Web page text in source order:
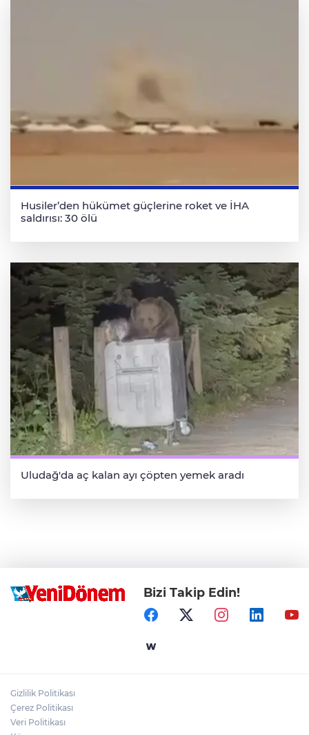
Husiler’den hükümet güçlerine roket ve İHA
saldırısı: 30 ölü
Uludağ'da aç kalan ayı çöpten yemek aradı
Bizi Takip Edin!
Gizlilik Politikası
Çerez Politikası
Veri Politikası